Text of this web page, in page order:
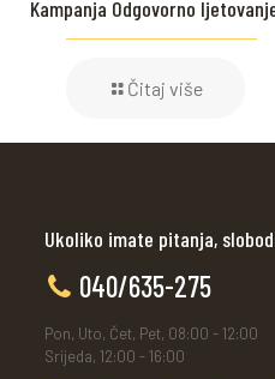
Kampanja Odgovorno
Čitaj više
Ukoliko imate pitanja,
040/635-275
Pon, Uto, Čet, Pet, 08:00 - 12:00
Srijeda, 12:00 - 16:00